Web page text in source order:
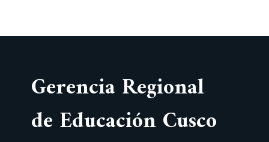
Gerencia Regional
de Educación Cusco